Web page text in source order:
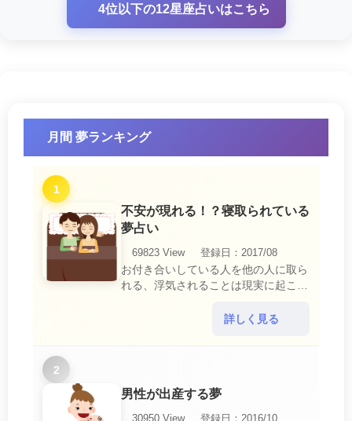
4位以下の12星座占いはこちら
月間 夢ランキング
1
不安が現れる！？寝取られている
夢占い
69823 View
登録日：2017/08
お付き合いしている人を他の人に取ら
れる、浮気されることは現実に起こる
いにおいて、『寝取られている』夢
詳しく見る
2
男性が出産する夢
30950 View
登録日：2016/10